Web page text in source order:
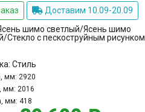
Доставим 10.09-20.09
шимо светлый/Ясень шимо
Стекло с пескоструйным рисунком
Стиль
мм: 2920
мм: 2016
мм: 418